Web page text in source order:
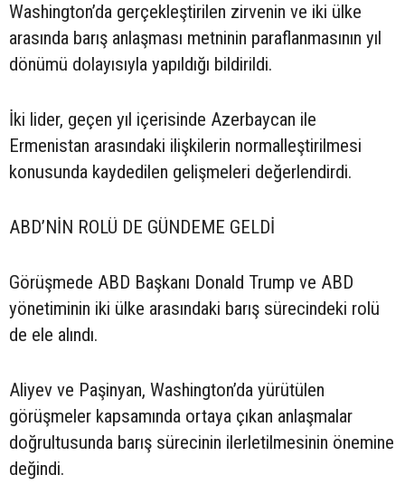
Washington’da gerçekleştirilen zirvenin ve iki ülke
arasında barış anlaşması metninin paraflanmasının yıl
dönümü dolayısıyla yapıldığı bildirildi.
İki lider, geçen yıl içerisinde Azerbaycan ile
Ermenistan arasındaki ilişkilerin normalleştirilmesi
konusunda kaydedilen gelişmeleri değerlendirdi.
ABD’NİN ROLÜ DE GÜNDEME GELDİ
Görüşmede ABD Başkanı Donald Trump ve ABD
yönetiminin iki ülke arasındaki barış sürecindeki rolü
de ele alındı.
Aliyev ve Paşinyan, Washington’da yürütülen
görüşmeler kapsamında ortaya çıkan anlaşmalar
doğrultusunda barış sürecinin ilerletilmesinin önemine
değindi.